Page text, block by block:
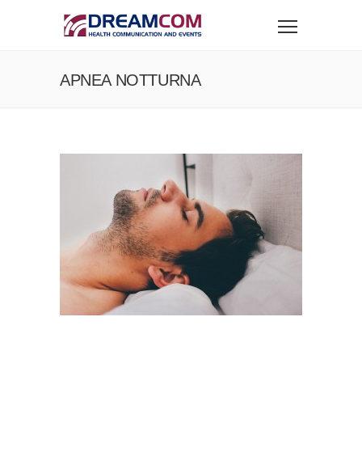
APNEA NOTTURNA